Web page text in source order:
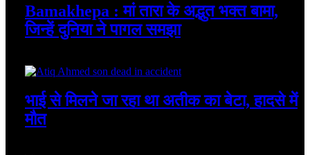
Bamakhepa : मां तारा के अद्भुत भक्त बामा,
जिन्हें दुनिया ने पागल समझा
भाई से मिलने जा रहा था अतीक का बेटा, हादसे में
मौत